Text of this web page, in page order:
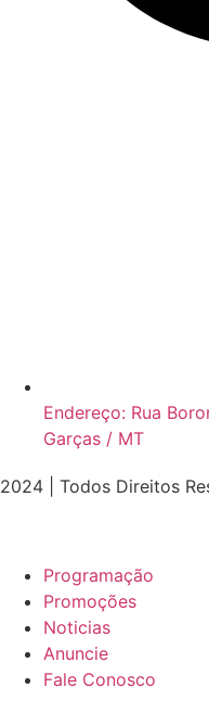
Endereço: Rua
Garças / MT
2024 | Todos Direitos
Programação
Promoções
Noticias
Anuncie
Fale Conosco